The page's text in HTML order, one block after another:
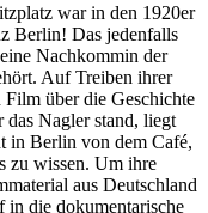
war in den 1920er
Berlin! Das jedenfalls
Nachkommin der
Auf Treiben ihrer
über die Geschichte
Nagler stand, liegt
in Berlin von dem Café,
zu wissen. Um ihre
aus Deutschland
in die dokumentarische